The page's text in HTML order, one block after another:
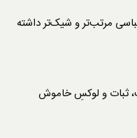
مرتب‌تر و شیک‌تر داشته
ثبات و لوکسِ خاموش